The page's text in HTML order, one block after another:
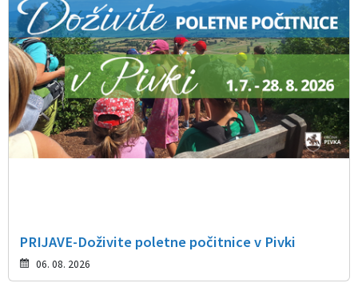
PRIJAVE-Doživite poletne počitnice v Pivki
06. 08. 2026